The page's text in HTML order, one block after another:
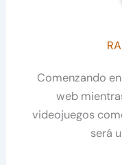
Comenzando
web
videojuegos
será